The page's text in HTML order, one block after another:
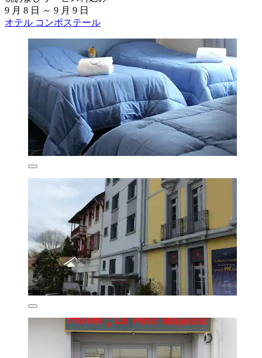
9 月 8 日 ～ 9 月 9 日
オテル コンポステール